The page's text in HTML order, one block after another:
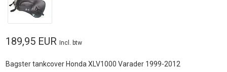
189,95 EUR Incl. btw
Bagster tankcover Honda XLV1000 Varader 1999-2012